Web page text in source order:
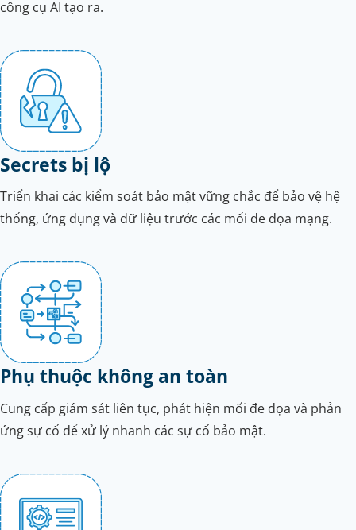
công cụ AI tạo ra.
Secrets bị lộ
Triển khai các kiểm soát bảo mật vững chắc để bảo vệ hệ
thống, ứng dụng và dữ liệu trước các mối đe dọa mạng.
Phụ thuộc không an toàn
Cung cấp giám sát liên tục, phát hiện mối đe dọa và phản
ứng sự cố để xử lý nhanh các sự cố bảo mật.